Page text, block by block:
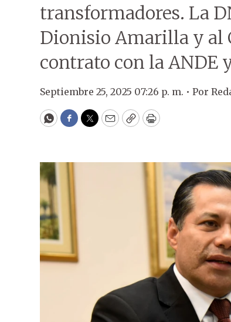
transformadores. La
Dionisio Amarilla y al
contrato con la
Septiembre 25, 2025 07:26 p. m. • Por
WhatsApp
Facebook
Twitter
EmailCopyPrint